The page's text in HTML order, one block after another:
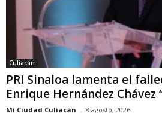
Culiacán
PRI Sinaloa lamenta el
Enrique Hernández Chávez
Mi Ciudad Culiacán - 8 agosto, 2026